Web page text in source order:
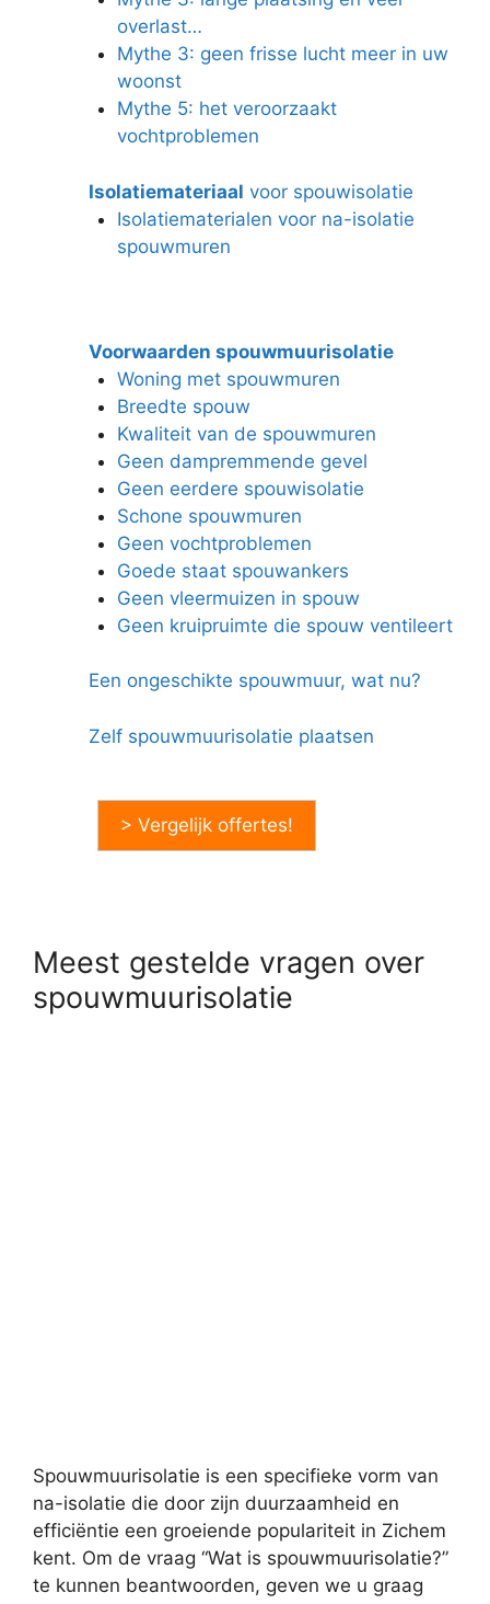
overlast…
Mythe 3: geen frisse lucht meer in uw
woonst
Mythe 5: het veroorzaakt
vochtproblemen
Isolatiemateriaal voor spouwisolatie
Isolatiematerialen voor na-isolatie
spouwmuren
Voorwaarden spouwmuurisolatie
Woning met spouwmuren
Breedte spouw
Kwaliteit van de spouwmuren
Geen dampremmende gevel
Geen eerdere spouwisolatie
Schone spouwmuren
Geen vochtproblemen
Goede staat spouwankers
Geen vleermuizen in spouw
Geen kruipruimte die spouw ventileert
Een ongeschikte spouwmuur, wat nu?
Zelf spouwmuurisolatie plaatsen
> Vergelijk offertes!
Meest gestelde vragen over
spouwmuurisolatie
Spouwmuurisolatie is een specifieke vorm van
na-isolatie die door zijn duurzaamheid en
efficiëntie een groeiende populariteit in Zichem
kent. Om de vraag “Wat is spouwmuurisolatie?”
te kunnen beantwoorden, geven we u graag